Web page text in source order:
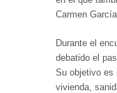
Carmen
Durante el
debatido el
Su objetivo es
vivienda,